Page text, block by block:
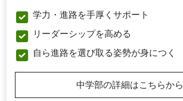
学力・進路を手厚くサポート
リーダーシップを高める
自ら進路を選び取る姿勢が身につく
中学部の詳細はこちらから